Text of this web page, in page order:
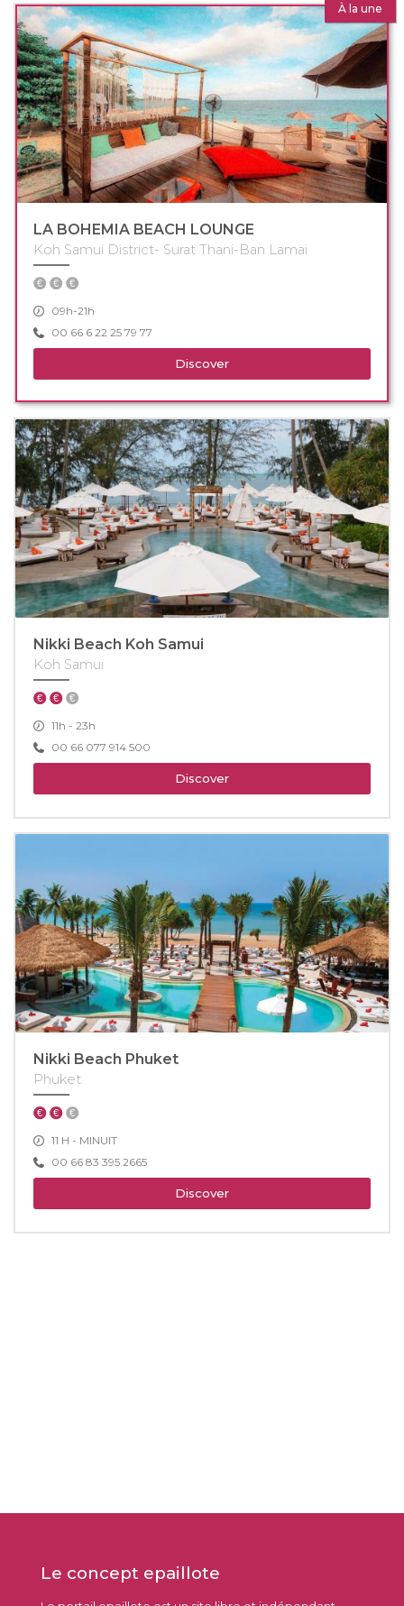
À la une
LA BOHEMIA BEACH LOUNGE
Koh Samui District- Surat Thani-Ban Lamai
09h-21h
00 66 6 22 25 79 77
Discover
Nikki Beach Koh Samui
Koh Samui
11h - 23h
00 66 077 914 500
Discover
Nikki Beach Phuket
Phuket
11 H - MINUIT
00 66 83 395 2665
Discover
Le concept epaillote